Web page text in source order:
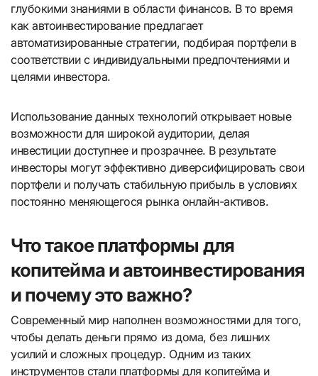
глубокими знаниями в области финансов. В то время
как автоинвестирование предлагает
автоматизированные стратегии, подбирая портфели в
соответствии с индивидуальными предпочтениями и
целями инвестора.
Использование данных технологий открывает новые
возможности для широкой аудитории, делая
инвестиции доступнее и прозрачнее. В результате
инвесторы могут эффективно диверсифицировать свои
портфели и получать стабильную прибыль в условиях
постоянно меняющегося рынка онлайн-активов.
Что такое платформы для
копитейма и автоинвестирования
и почему это важно?
Современный мир наполнен возможностями для того,
чтобы делать деньги прямо из дома, без лишних
усилий и сложных процедур. Одним из таких
инструментов стали платформы для копитейма и